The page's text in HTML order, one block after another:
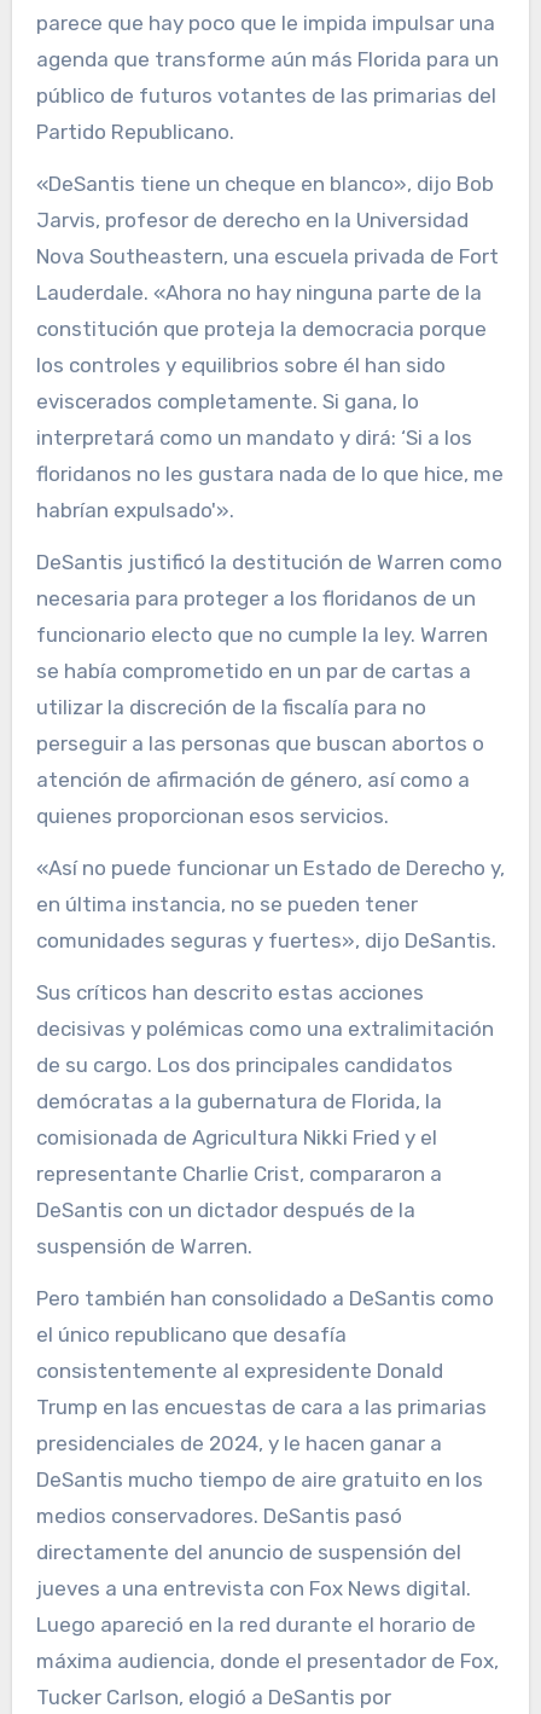
parece que hay poco que le impida impulsar una
agenda que transforme aún más Florida para un
público de futuros votantes de las primarias del
Partido Republicano.
«DeSantis tiene un cheque en blanco», dijo Bob
Jarvis, profesor de derecho en la Universidad
Nova Southeastern, una escuela privada de Fort
Lauderdale. «Ahora no hay ninguna parte de la
constitución que proteja la democracia porque
los controles y equilibrios sobre él han sido
eviscerados completamente. Si gana, lo
interpretará como un mandato y dirá: ‘Si a los
floridanos no les gustara nada de lo que hice, me
habrían expulsado'».
DeSantis justificó la destitución de Warren como
necesaria para proteger a los floridanos de un
funcionario electo que no cumple la ley. Warren
se había comprometido en un par de cartas a
utilizar la discreción de la fiscalía para no
perseguir a las personas que buscan abortos o
atención de afirmación de género, así como a
quienes proporcionan esos servicios.
«Así no puede funcionar un Estado de Derecho y,
en última instancia, no se pueden tener
comunidades seguras y fuertes», dijo DeSantis.
Sus críticos han descrito estas acciones
decisivas y polémicas como una extralimitación
de su cargo. Los dos principales candidatos
demócratas a la gubernatura de Florida, la
comisionada de Agricultura Nikki Fried y el
representante Charlie Crist, compararon a
DeSantis con un dictador después de la
suspensión de Warren.
Pero también han consolidado a DeSantis como
el único republicano que desafía
consistentemente al expresidente Donald
Trump en las encuestas de cara a las primarias
presidenciales de 2024, y le hacen ganar a
DeSantis mucho tiempo de aire gratuito en los
medios conservadores. DeSantis pasó
directamente del anuncio de suspensión del
jueves a una entrevista con Fox News digital.
Luego apareció en la red durante el horario de
máxima audiencia, donde el presentador de Fox,
Tucker Carlson, elogió a DeSantis por